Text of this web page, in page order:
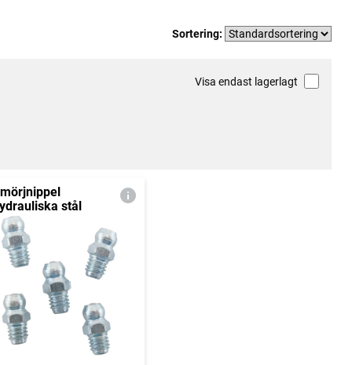
Sortering:
Visa endast lagerlagt
stål